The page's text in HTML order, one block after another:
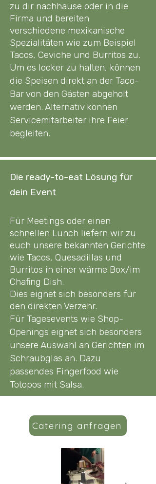
zu dir nachhause oder in die
Firma und bereiten
verschiedene mexikanische
Spezialitäten wie zum Beispiel
Tacos, Ceviche und Burritos zu.
Um es locker zu halten, können
die Speisen direkt an der Taco-
Bar von den Gästen abgeholt
werden. Alternativ können
Servicemitarbeiter ihre Feier
begleiten.
Die ready-to-eat Lösung für
dein Event
Für Meetings oder einen
schnellen Lunch liefern wir zu
euch unsere bekannten Gerichte
wie Tacos, Quesadillas und
Burritos in einer wärme Box/im
Chafing Dish.
Dies eignet sich besonders für
den direkten Verzehr.
Für Tagesevents wie Shop-
Openings eignet sich besonders
unsere Auswahl an Gerichten im
Schraubglas an. Dazu
passendes Fingerfood wie
Totopos mit Salsa.
Catering anfragen